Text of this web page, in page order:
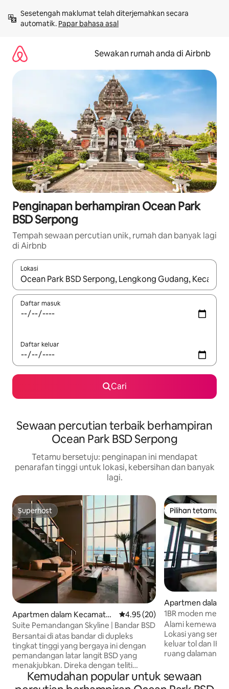
kandungan
Sesetengah maklumat telah diterjemahkan secara
automatik. Papar bahasa asal
Sewakan rumah anda di Airbnb
Penginapan berhampiran Ocean Park
BSD Serpong
Tempah sewaan percutian unik, rumah dan banyak lagi
di Airbnb
Lokasi
Apabila hasil tersedia, navigasi dengan kekunci anak panah
Daftar masuk
Daftar keluar
Cari
Sewaan percutian terbaik berhampiran
Ocean Park BSD Serpong
Tetamu bersetuju: penginapan ini mendapat
penarafan tinggi untuk lokasi, kebersihan dan banyak
lagi.
Superhost
Superhost
Apartmen dalam Kecamatan
Serpong
Penarafan purata 4.95
4.95 (20)
Suite Pemandangan Skyline | Bandar BSD
Bersantai di atas bandar di dupleks
tingkat tinggi yang bergaya ini dengan
pemandangan latar langit BSD yang
menakjubkan. Direka dengan teliti
dengan sentuhan kontemporari moden,
ia sesuai untuk perjalanan perniagaan,
Pilihan tetamu
Pilihan tetamu
Apartmen dalam
n Pinang
1BR moden
Alam Sutera-
Alami
Lokasi yang
keluar tol dan IKEA. Ruang:
ruang dalaman
terbenam dan
mempesonakan.
Kemudahan popular untuk sewaan